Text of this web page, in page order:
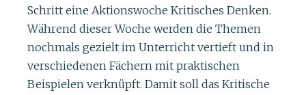
Schritt eine Aktionswoche Kritisches Denken.
Während dieser Woche werden die Themen
nochmals gezielt im Unterricht vertieft und in
verschiedenen Fächern mit praktischen
Beispielen verknüpft. Damit soll das Kritische